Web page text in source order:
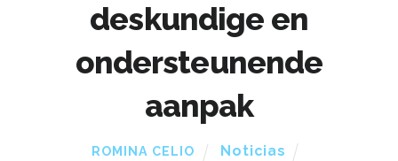
deskundige en
ondersteunende
aanpak
ROMINA CELIO Noticias